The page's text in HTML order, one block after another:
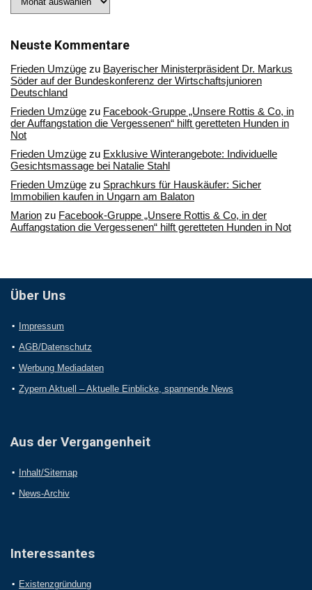
Sie
Archiv
Neuste Kommentare
Frieden Umzüge zu Bayerischer Ministerpräsident Dr. Markus
Söder auf der Bundeskonferenz der Wirtschaftsjunioren
Deutschland
Frieden Umzüge zu Facebook-Gruppe „Unsere Rottis & Co, in
der Auffangstation die Vergessenen“ hilft geretteten Hunden in
Not
Frieden Umzüge zu Exklusive Winterangebote: Individuelle
Gesichtsmassage bei Natalie Stahl
Frieden Umzüge zu Sprachkurs für Hauskäufer: Sicher
Immobilien kaufen in Ungarn am Balaton
Marion zu Facebook-Gruppe „Unsere Rottis & Co, in der
Auffangstation die Vergessenen“ hilft geretteten Hunden in Not
Über Uns
Impressum
AGB/Datenschutz
Werbung Mediadaten
Zypern Aktuell – Aktuelle Einblicke, spannende News
Aus der Vergangenheit
Inhalt/Sitemap
News-Archiv
Interessantes
Existenzgründung